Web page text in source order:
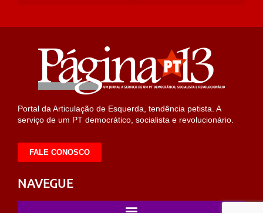
Portal da Articulação de Esquerda, tendência petista. A
serviço de um PT democrático, socialista e revolucionário.
FALE CONOSCO
NAVEGUE